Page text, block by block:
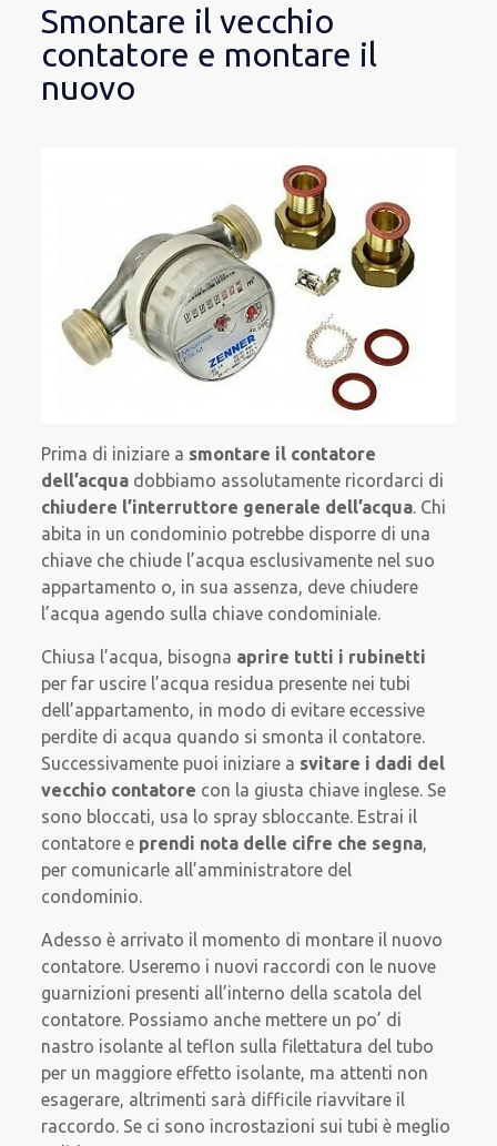
Smontare il vecchio
contatore e montare il
nuovo
Prima di iniziare a smontare il contatore
dell’acqua dobbiamo assolutamente ricordarci di
chiudere l’interruttore generale dell’acqua. Chi
abita in un condominio potrebbe disporre di una
chiave che chiude l’acqua esclusivamente nel suo
appartamento o, in sua assenza, deve chiudere
l’acqua agendo sulla chiave condominiale.
Chiusa l’acqua, bisogna aprire tutti i rubinetti
per far uscire l’acqua residua presente nei tubi
dell’appartamento, in modo di evitare eccessive
perdite di acqua quando si smonta il contatore.
Successivamente puoi iniziare a svitare i dadi del
vecchio contatore con la giusta chiave inglese. Se
sono bloccati, usa lo spray sbloccante. Estrai il
contatore e prendi nota delle cifre che segna,
per comunicarle all’amministratore del
condominio.
Adesso è arrivato il momento di montare il nuovo
contatore. Useremo i nuovi raccordi con le nuove
guarnizioni presenti all’interno della scatola del
contatore. Possiamo anche mettere un po’ di
nastro isolante al teflon sulla filettatura del tubo
per un maggiore effetto isolante, ma attenti non
esagerare, altrimenti sarà difficile riavvitare il
raccordo. Se ci sono incrostazioni sui tubi è meglio